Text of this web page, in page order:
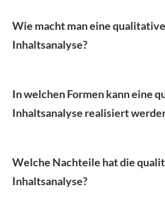
Wie macht man eine qualitative
Inhaltsanalyse?
In welchen Formen kann eine
Inhaltsanalyse realisiert
Welche Nachteile hat die
Inhaltsanalyse?